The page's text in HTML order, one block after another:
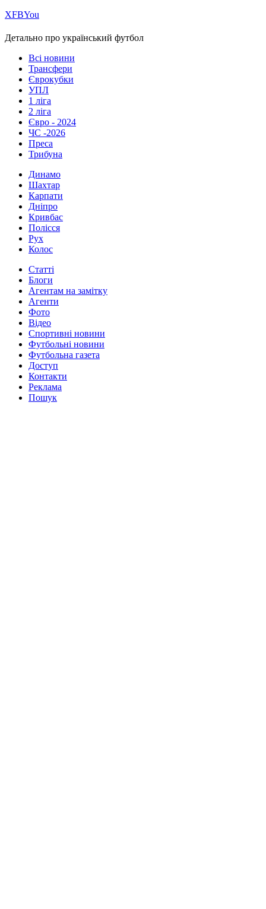
ХFBYou
Детально про український футбол
Всі новини
Трансфери
Єврокубки
УПЛ
1 ліга
2 ліга
Євро - 2024
ЧС -2026
Преса
Трибуна
Динамо
Шахтар
Карпати
Дніпро
Кривбас
Полісся
Рух
Колос
Статті
Блоги
Агентам на замітку
Агенти
Фото
Відео
Спортивні новини
Футбольні новини
Футбольна газета
Доступ
Контакти
Реклама
Пошук